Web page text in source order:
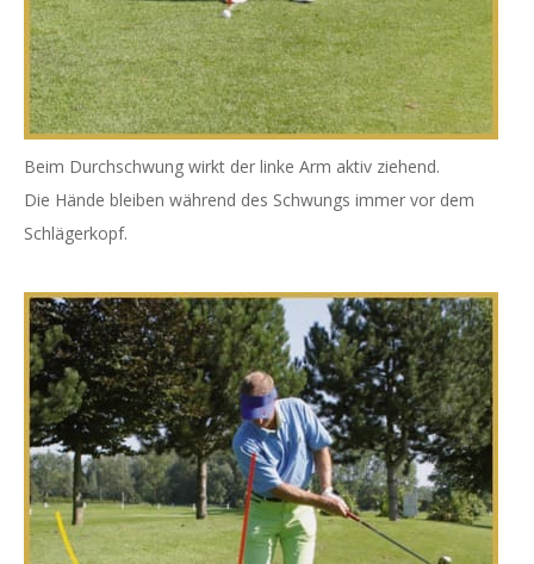
Beim Durchschwung wirkt der linke Arm aktiv ziehend.
Die Hände bleiben während des Schwungs immer vor dem
Schlägerkopf.